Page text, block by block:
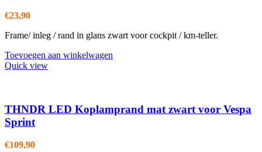
€23,90
Frame/ inleg / rand in glans zwart voor cockpit / km-teller.
Toevoegen aan winkelwagen
Quick view
THNDR LED Koplamprand mat zwart voor Vespa
Sprint
€109,90